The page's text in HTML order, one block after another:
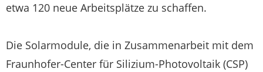
etwa 120 neue Arbeitsplätze zu schaffen.
Die Solarmodule, die in Zusammenarbeit mit dem
Fraunhofer-Center für Silizium-Photovoltaik (CSP)